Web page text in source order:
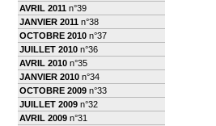
AVRIL 2011 n°39
JANVIER 2011 n°38
OCTOBRE 2010 n°37
JUILLET 2010 n°36
AVRIL 2010 n°35
JANVIER 2010 n°34
OCTOBRE 2009 n°33
JUILLET 2009 n°32
AVRIL 2009 n°31